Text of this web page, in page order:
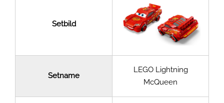
Setbild
Setname
LEGO Lightning
McQueen